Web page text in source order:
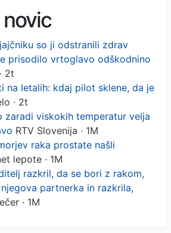
so ji odstranili zdrav
prisodilo vrtoglavo odškodnino
2t
na letalih: kdaj pilot sklene, da je
· 2t
zaradi viskokih temperatur velja
RTV Slovenija · 1M
raka prostate našli
lepote · 1M
razkril, da se bori z rakom,
partnerka in razkrila,
· 1M